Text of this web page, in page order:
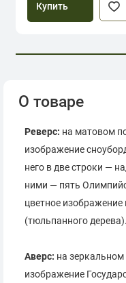
Купить
О товаре
Реверс: на матовом
изображение
него в две строки —
ними — пять
цветное
(тюльпанного дерева).
Аверс: на
изображение